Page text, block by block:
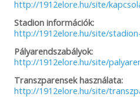
http://1912elore.hu/site/
Stadion információk:
http://1912elore.hu/site/
Pályarendszabályok:
http://1912elore.hu/site/
Transzparensek használata:
http://1912elore.hu/site/